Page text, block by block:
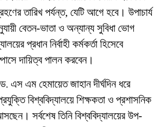
তারিখ পর্যন্ত, যেটি আগে হবে। উপাচার্য
বেতন-ভাতা ও অন্যান্য সুবিধা ভোগ
প্রধান নির্বাহী কর্মকর্তা হিসেবে
দায়িত্ব পালন করবেন।
এম হেমায়েত জাহান দীর্ঘদিন ধরে
বিশ্ববিদ্যালয়ে শিক্ষকতা ও প্রশাসনিক
সর্বশেষ তিনি বিশ্ববিদ্যালয়ের উপ-